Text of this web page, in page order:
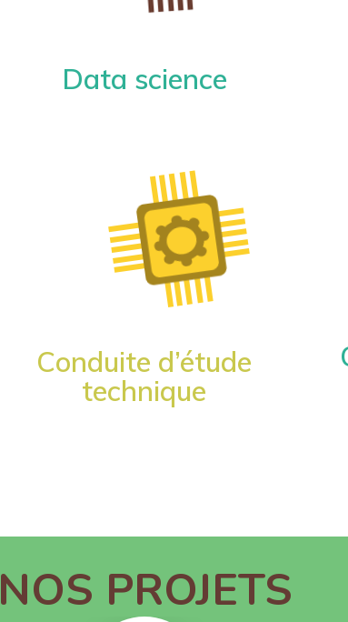
Data science
Conduite d’étude
technique
NOS PROJETS